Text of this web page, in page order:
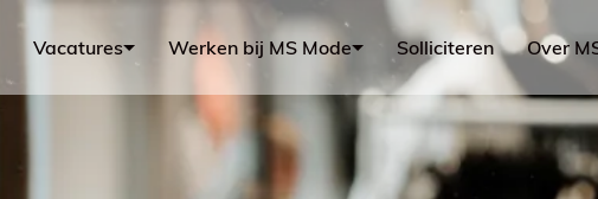
Vacatures Werken bij MS Mode Solliciteren Over